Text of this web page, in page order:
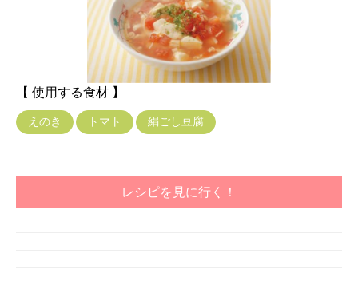
【 使用する食材 】
えのき トマト 絹ごし豆腐
レシピを見に行く！